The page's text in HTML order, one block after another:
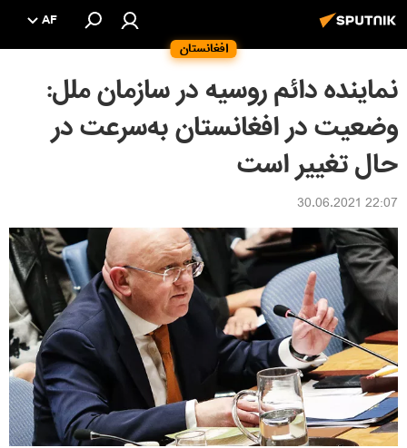
افغانستان
AF
نماینده دائم روسیه در سازمان ملل:
وضعیت در افغانستان به‌سرعت در
حال تغییر است
22:07 30.06.2021